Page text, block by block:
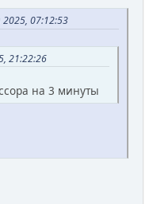
07:12:53
21:22:26
на 3 минуты